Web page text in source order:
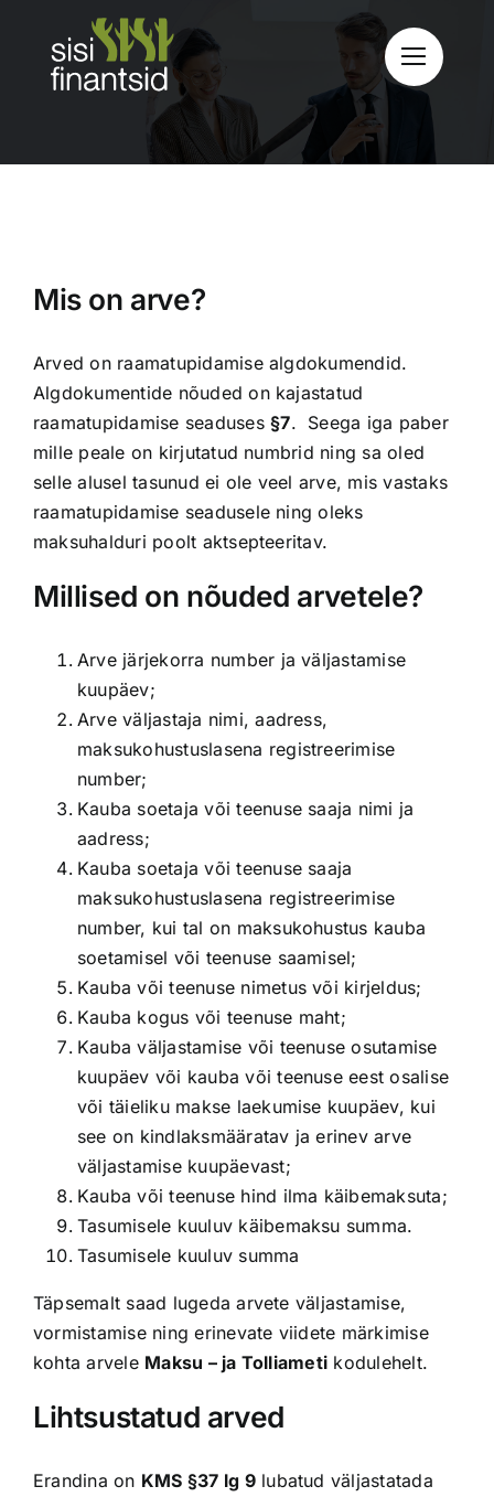
content
Mis on arve?
Arved on raamatupidamise algdokumendid.
Algdokumentide nõuded on kajastatud
raamatupidamise seaduses§7. Seega iga paber
mille peale on kirjutatud numbrid ning sa oled
selle alusel tasunud ei ole veel arve, mis vastaks
raamatupidamise seadusele ning oleks
maksuhalduri poolt aktsepteeritav.
Millised on nõuded arvetele?
Arve järjekorra number ja väljastamise
kuupäev;
Arve väljastaja nimi, aadress,
maksukohustuslasena registreerimise
number;
Kauba soetaja või teenuse saaja nimi ja
aadress;
Kauba soetaja või teenuse saaja
maksukohustuslasena registreerimise
number, kui tal on maksukohustus kauba
soetamisel või teenuse saamisel;
Kauba või teenuse nimetus või kirjeldus;
Kauba kogus või teenuse maht;
Kauba väljastamise või teenuse osutamise
kuupäev või kauba või teenuse eest osalise
või täieliku makse laekumise kuupäev, kui
see on kindlaksmääratav ja erinev arve
väljastamise kuupäevast;
Kauba või teenuse hind ilma käibemaksuta;
Tasumisele kuuluv käibemaksu summa.
Tasumisele kuuluv summa
Täpsemalt saad lugeda arvete väljastamise,
vormistamise ning erinevate viidete märkimise
kohta arvele Maksu – ja Tolliameti kodulehelt.
Lihtsustatud arved
Erandina on KMS §37 lg 9lubatud väljastatada